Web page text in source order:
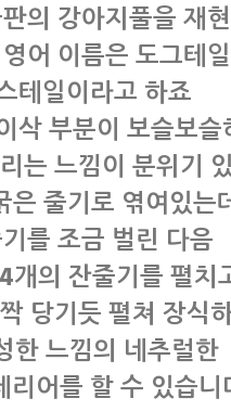
의 강아지풀을 재
어 이름은 도그테일
테일이라고 하죠
삭 부분이 보슬보슬
는 느낌이 분위기
은 줄기로 엮여있는
를 조금 벌린 다음
개의 잔줄기를 펼치
당기듯 펼쳐 장식
한 느낌의 네추럴한
리어를 할 수 있습니